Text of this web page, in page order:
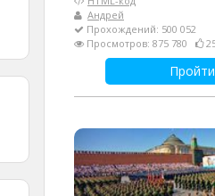
Андрей
Прохождений: 500 052
Просмотров: 875 780